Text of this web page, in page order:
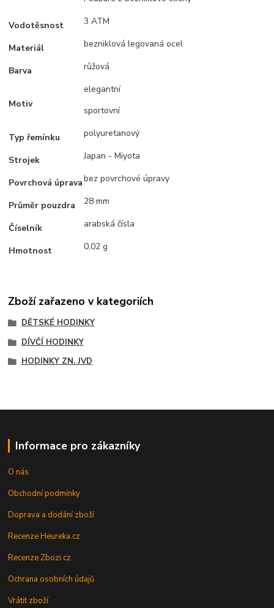
Vodotěsnost 3 ATM
Materiál bezniklová legovaná ocel
Barva růžová
Motiv
elegantní
sportovní
Typ řemínku polyuretanový
Strojek Japan - Miyota
Povrchová úpravabez povrchové úpravy
Průměr pouzdra 28 mm
Číselník arabská čísla
Hmotnost 0,02 g
Zboží zařazeno v kategoriích
DĚTSKÉ HODINKY
DÍVČÍ HODINKY
HODINKY ZN. JVD
Informace pro zákazníky
O nás
Obchodní podmínky
Doprava a dodání zboží
Recenze Heureka.cz
Recenze Zbozi.cz
Ochrana osobních údajů
Vrátit zboží